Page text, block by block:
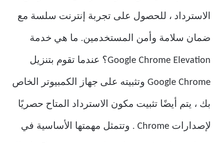
الاسترداد ، للحصول على تجربة إنترنت سلسة مع
ضمان سلامة وأمن المستخدمين. ما هي خدمة
Google Chrome Elevation؟ عندما تقوم بتنزيل
Google Chrome وتثبيته على جهاز الكمبيوتر الخاص
بك ، يتم أيضًا تثبيت مكون الاسترداد المتاح حصريًا
لإصدارات Chrome . وتتمثل مهمتها الأساسية في